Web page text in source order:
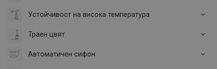
Устойчивост на висока температура
Траен цвят
Автоматичен сифон